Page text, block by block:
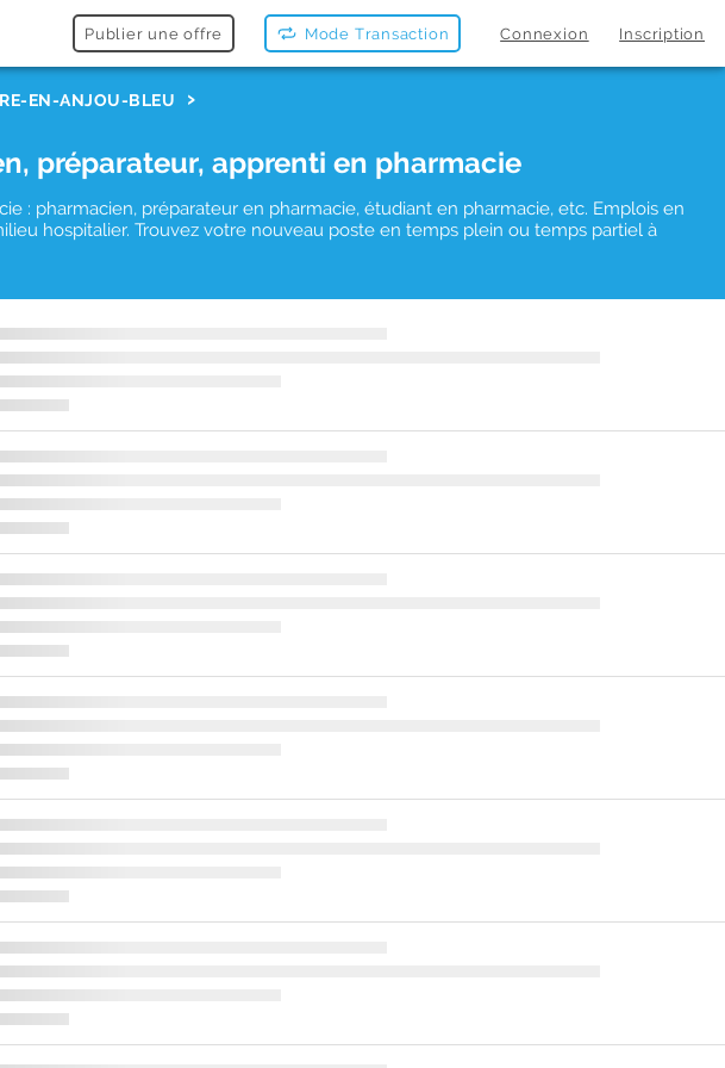
Publier une offre Mode Transaction Connexion Inscription
EN-ANJOU-BLEU
préparateur, apprenti en pharmacie
: pharmacien, préparateur en pharmacie, étudiant en pharmacie, etc. Emplois en
hospitalier. Trouvez votre nouveau poste en temps plein ou temps partiel à